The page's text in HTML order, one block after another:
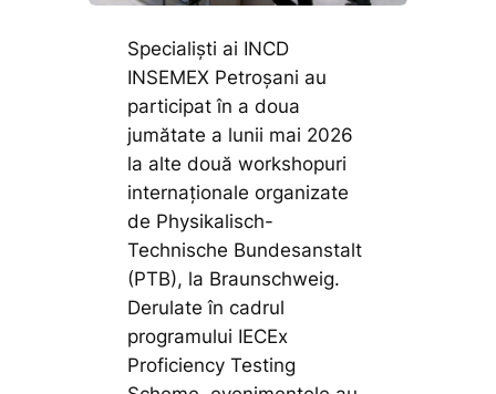
Specialiști ai INCD
INSEMEX Petroșani au
participat în a doua
jumătate a lunii mai 2026
la alte două workshopuri
internaționale organizate
de Physikalisch-
Technische Bundesanstalt
(PTB), la Braunschweig.
Derulate în cadrul
programului IECEx
Proficiency Testing